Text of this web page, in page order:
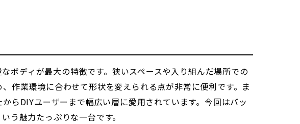
ディが最大の特徴です。狭いスペースや入り組んだ場所での
作業環境に合わせて形状を変えられる点が非常に便利です。ま
らDIYユーザーまで幅広い層に愛用されています。今回はバッ
う魅力たっぷりな一台です。